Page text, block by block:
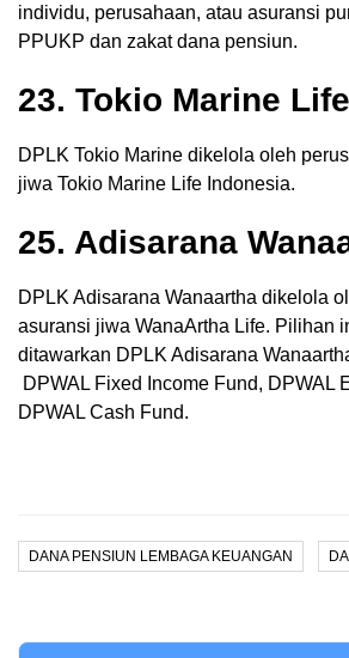
individu, perusahaan, atau asuransi
PPUKP dan zakat dana pensiun.
23. Tokio Marine
DPLK Tokio Marine dikelola oleh
jiwa Tokio Marine Life Indonesia.
25. Adisarana
DPLK Adisarana Wanaartha dikelola
asuransi jiwa WanaArtha Life. Pilihan
ditawarkan DPLK Adisarana
DPWAL Fixed Income Fund, DPWAL
DPWAL Cash Fund.
DANA PENSIUN LEMBAGA KEUANGAN